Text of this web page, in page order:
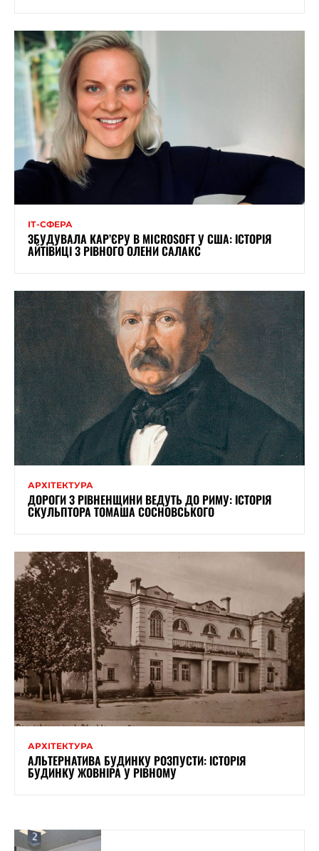
ІТ-СФЕРА
ЗБУДУВАЛА КАР’ЄРУ В MICROSOFT У США: ІСТОРІЯ
АЙТІВИЦІ З РІВНОГО ОЛЕНИ САЛАКС
АРХІТЕКТУРА
ДОРОГИ З РІВНЕНЩИНИ ВЕДУТЬ ДО РИМУ: ІСТОРІЯ
СКУЛЬПТОРА ТОМАША СОСНОВСЬКОГО
АРХІТЕКТУРА
АЛЬТЕРНАТИВА БУДИНКУ РОЗПУСТИ: ІСТОРІЯ
БУДИНКУ ЖОВНІРА У РІВНОМУ